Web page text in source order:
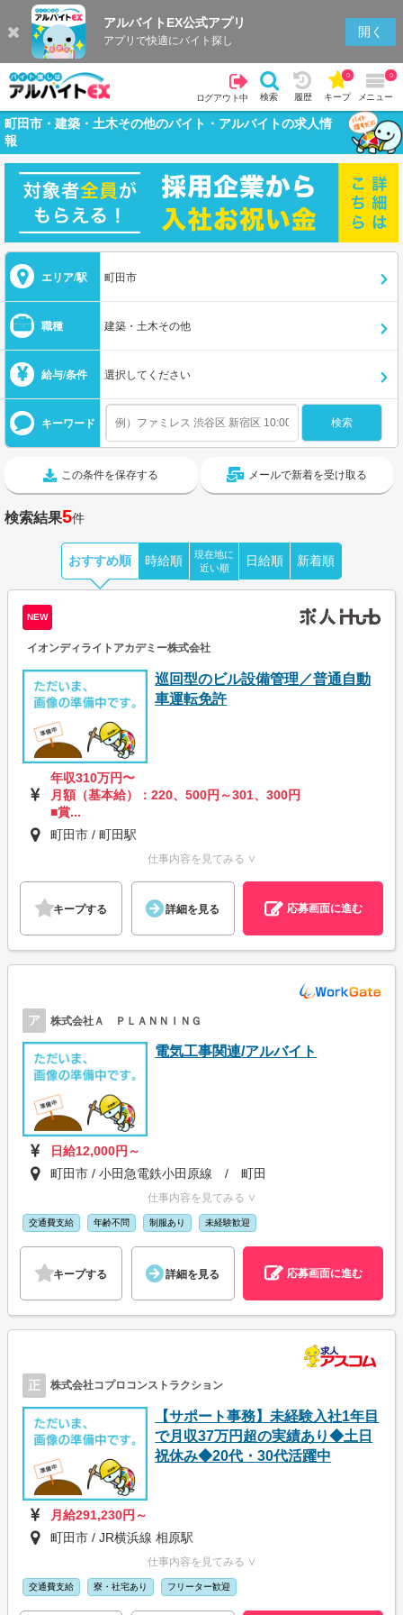
アルバイトEX公式アプリ
アプリで快適にバイト探し
開く
ログアウト中 検索 履歴 キープ
0
メニュー
0
町田市・建築・土木その他のバイト・アルバイトの求人情
報
エリア/駅 町田市
職種 建築・土木その他
給与/条件 選択してください
キーワード
この条件を保存する メールで新着を受け取る
検索結果5件
おすすめ順 時給順
現在地に
近い順
日給順 新着順
NEW
イオンディライトアカデミー株式会社
巡回型のビル設備管理／普通自動
車運転免許
年収310万円〜
月額（基本給）：220、500円～301、300円
■賞...
町田市 / 町田駅
仕事内容を見てみる ∨
キープする 詳細を見る 応募画面に進む
ア 株式会社Ａ ＰＬＡＮＮＩＮＧ
電気工事関連/アルバイト
日給12,000円～
町田市 / 小田急電鉄小田原線 / 町田
仕事内容を見てみる ∨
交通費支給 年齢不問 制服あり 未経験歓迎
キープする 詳細を見る 応募画面に進む
正 株式会社コプロコンストラクション
【サポート事務】未経験入社1年目
で月収37万円超の実績あり◆土日
祝休み◆20代・30代活躍中
月給291,230円～
町田市 / JR横浜線 相原駅
仕事内容を見てみる ∨
交通費支給 寮・社宅あり フリーター歓迎